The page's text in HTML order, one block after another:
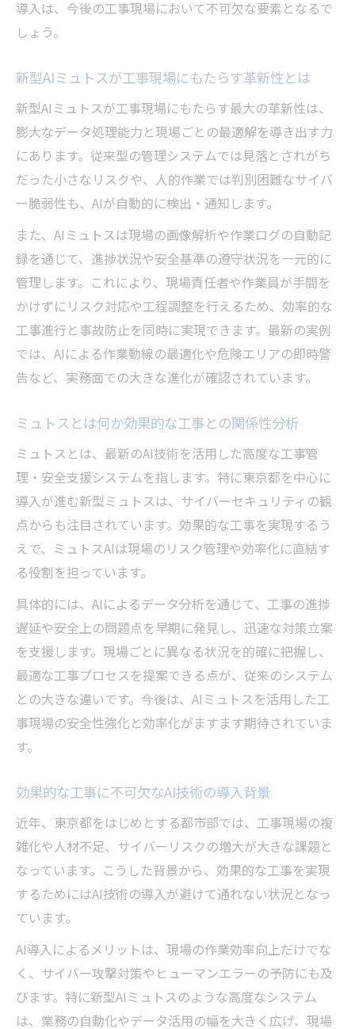
効果
ミュトス AI どこ の 国の技術が与える影響
効果的な工事とAIミュトスの生産性向上方
法
ミュトスAIの特徴とそのリスクを徹底解説
効果的な工事におけるミュトスAIの強みと
弱点
ミュトス AI 危険 性とリスク管理の新視点
クロードミュトスの自律的脆弱性発見力と
は
効果的な工事現場でのAIリスク対策事例
ミュトスとは何か実際の導入リスクと安全
策
効果的な工事を実現するAIミュトスの運用
事例
工事現場でのミュトスAI活用の成果と課題
ミュトス メガバンク導入事例から学ぶ活用
ノウハウ
効果的な工事におけるAI運用の実践ポイン
ト
ミュトス AI ダウンロード後の現場運用実態
今知るべき東京都のAI活用による工事進化
東京都で進む効果的な工事のAI活用最前線
ミュトスAIが牽引する東京都の工事進化
効果的な工事とAIミュトスの今後の展望
東京都の工事業界で進行中のAI活用事例
導入は、今後の工事現場において不可欠な要素となるで
しょう。
新型AIミュトスが工事現場にもたらす革新性とは
新型AIミュトスが工事現場にもたらす最大の革新性は、
膨大なデータ処理能力と現場ごとの最適解を導き出す力
にあります。従来型の管理システムでは見落とされがち
だった小さなリスクや、人的作業では判別困難なサイバ
ー脆弱性も、AIが自動的に検出・通知します。
また、AIミュトスは現場の画像解析や作業ログの自動記
録を通じて、進捗状況や安全基準の遵守状況を一元的に
管理します。これにより、現場責任者や作業員が手間を
かけずにリスク対応や工程調整を行えるため、効率的な
工事進行と事故防止を同時に実現できます。最新の実例
では、AIによる作業動線の最適化や危険エリアの即時警
告など、実務面での大きな進化が確認されています。
ミュトスとは何か効果的な工事との関係性分析
ミュトスとは、最新のAI技術を活用した高度な工事管
理・安全支援システムを指します。特に東京都を中心に
導入が進む新型ミュトスは、サイバーセキュリティの観
点からも注目されています。効果的な工事を実現するう
えで、ミュトスAIは現場のリスク管理や効率化に直結す
る役割を担っています。
具体的には、AIによるデータ分析を通じて、工事の進捗
遅延や安全上の問題点を早期に発見し、迅速な対策立案
を支援します。現場ごとに異なる状況を的確に把握し、
最適な工事プロセスを提案できる点が、従来のシステム
との大きな違いです。今後は、AIミュトスを活用した工
事現場の安全性強化と効率化がますます期待されていま
す。
効果的な工事に不可欠なAI技術の導入背景
近年、東京都をはじめとする都市部では、工事現場の複
雑化や人材不足、サイバーリスクの増大が大きな課題と
なっています。こうした背景から、効果的な工事を実現
するためにはAI技術の導入が避けて通れない状況となっ
ています。
AI導入によるメリットは、現場の作業効率向上だけでな
く、サイバー攻撃対策やヒューマンエラーの予防にも及
びます。特に新型AIミュトスのような高度なシステム
は、業務の自動化やデータ活用の幅を大きく広げ、現場